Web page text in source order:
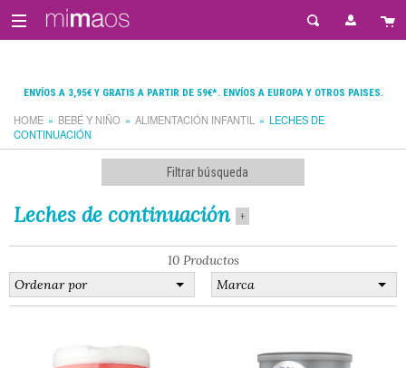
ENVÍOS A 3,95€ Y GRATIS A PARTIR DE 59€*. ENVÍOS A EUROPA Y OTROS PAISES.
HOME BEBÉ Y NIÑO ALIMENTACIÓN INFANTIL
LECHES DE
CONTINUACIÓN
Filtrar búsqueda
Leches de continuación +
10 Productos